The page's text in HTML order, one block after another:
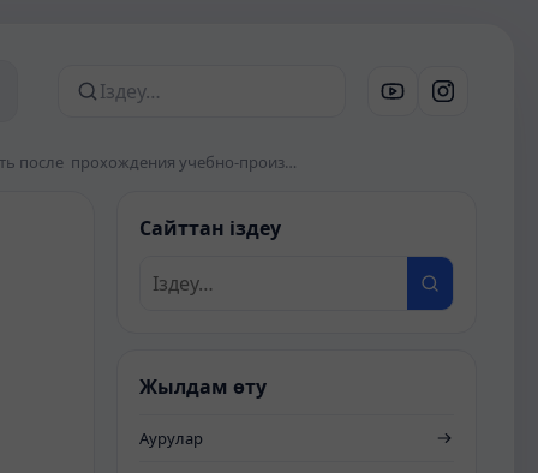
Сайттан іздеу
Практические навыки , которыми студент должен овладеть после прохождения учебно-производственной практики «Помощник процедурной сестры»
Сайттан іздеу
Жылдам өту
Аурулар